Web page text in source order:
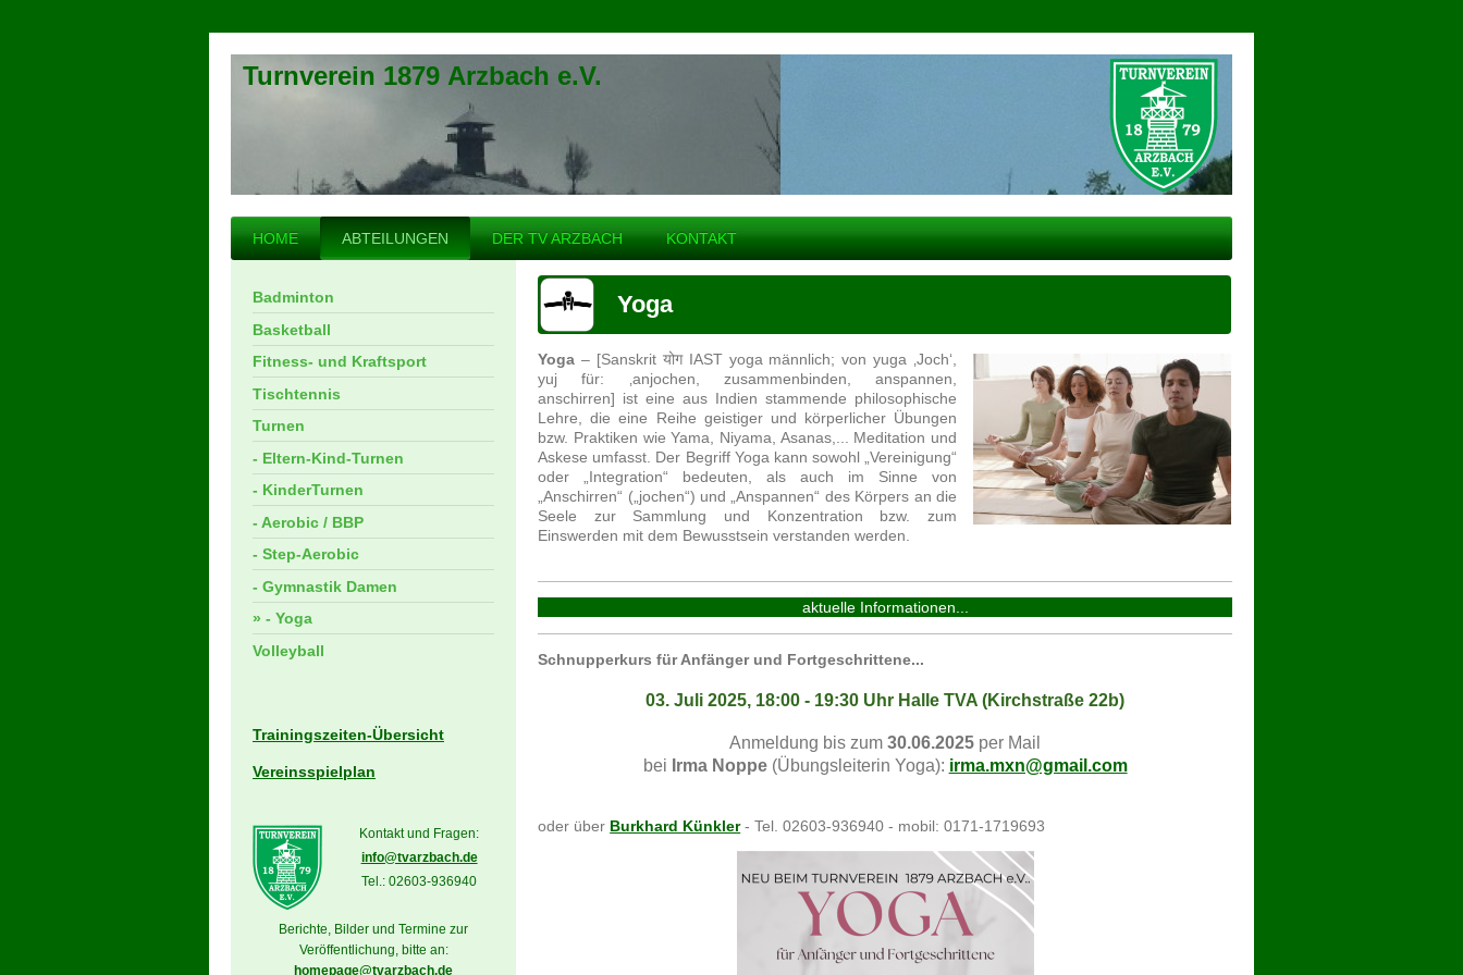
Turnverein 1879 Arzbach e.V.
HOME ABTEILUNGEN DER TV ARZBACH KONTAKT
Yoga
Yoga – [Sanskrit योग IAST yoga männlich; von yuga ‚Joch‘,
yuj für: ‚anjochen, zusammenbinden, anspannen,
anschirren] ist eine aus Indien stammende philosophische
Lehre, die eine Reihe geistiger und körperlicher Übungen
bzw. Praktiken wie Yama, Niyama, Asanas,... Meditation und
Askese umfasst. Der Begriff Yoga kann sowohl „Vereinigung“
oder „Integration“ bedeuten, als auch im Sinne von
„Anschirren“ („jochen“) und „Anspannen“ des Körpers an die
Seele zur Sammlung und Konzentration bzw. zum
Einswerden mit dem Bewusstsein verstanden werden.
aktuelle Informationen...
Schnupperkurs für Anfänger und Fortgeschrittene...
03. Juli 2025, 18:00 - 19:30 Uhr Halle TVA (Kirchstraße 22b)
Anmeldung bis zum30.06.2025 per Mail
bei Irma Noppe(Übungsleiterin Yoga): irma.mxn@gmail.com
oder über Burkhard Künkler- Tel. 02603-936940 - mobil: 0171-1719693
Badminton
Basketball
Fitness- und Kraftsport
Tischtennis
Turnen
- Eltern-Kind-Turnen
- KinderTurnen
- Aerobic / BBP
- Step-Aerobic
- Gymnastik Damen
- Yoga
Volleyball
Trainingszeiten-Übersicht
Vereinsspielplan
Kontakt und Fragen:
info@tvarzbach.de
Tel.:02603-936940
Berichte, Bilder und Termine zur
Veröffentlichung, bitte an:
homepage@tvarzbach.de